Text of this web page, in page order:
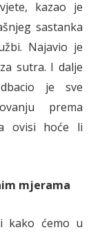
kazao je
sastanka
Najavio je
sutra. I dalje
je sve
prema
ovisi hoće li
mjerama
kako ćemo u